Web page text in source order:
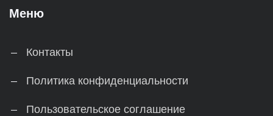
Меню
Контакты
Политика конфиденциальности
Пользовательское соглашение